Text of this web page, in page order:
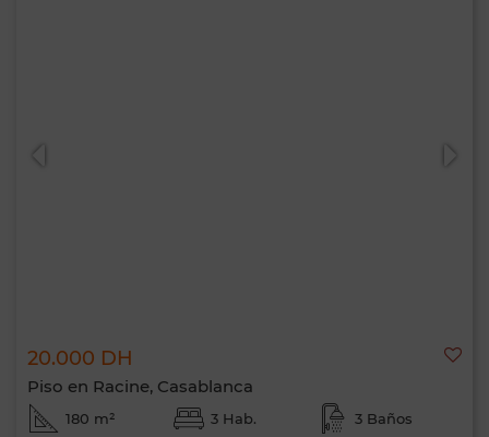
20.000 DH
Piso en Racine, Casablanca
180 m² 3 Hab. 3 Baños